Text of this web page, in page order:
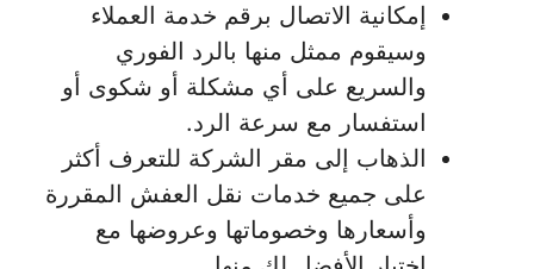
إمكانية الاتصال برقم خدمة العملاء
وسيقوم ممثل منها بالرد الفوري
والسريع على أي مشكلة أو شكوى أو
استفسار مع سرعة الرد.
الذهاب إلى مقر الشركة للتعرف أكثر
على جميع خدمات نقل العفش المقررة
وأسعارها وخصوماتها وعروضها مع